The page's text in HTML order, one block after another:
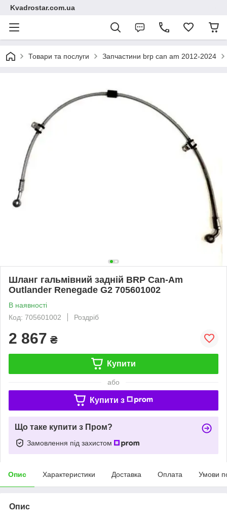
Kvadrostar.com.ua
Товари та послуги Запчастини brp can am 2012-2024
Шланг гальмівний задній BRP Can-Am
Outlander Renegade G2 705601002
В наявності
Код: 705601002
Роздріб
2 867 ₴
Купити
або
Купити з
Що таке купити з Пром?
Замовлення під захистом
Опис Характеристики Доставка Оплата Умови
Опис